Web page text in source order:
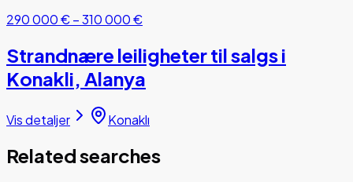
290 000 €–310 000 €
Strandnære leiligheter til salgs i
Konakli, Alanya
Vis detaljer Konaklı
Related searches